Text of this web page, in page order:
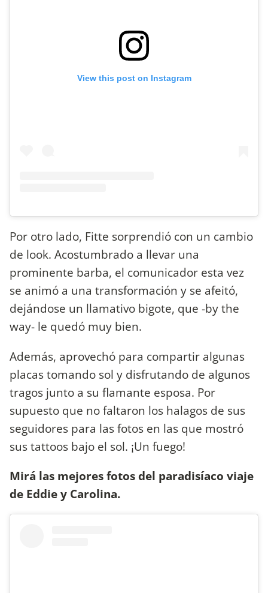
View this post on Instagram
Por otro lado, Fitte sorprendió con un cambio
de look. Acostumbrado a llevar una
prominente barba, el comunicador esta vez
se animó a una transformación y se afeitó,
dejándose un llamativo bigote, que -by the
way- le quedó muy bien.
Además, aprovechó para compartir algunas
placas tomando sol y disfrutando de algunos
tragos junto a su flamante esposa. Por
supuesto que no faltaron los halagos de sus
seguidores para las fotos en las que mostró
sus tattoos bajo el sol. ¡Un fuego!
Mirá las mejores fotos del paradisíaco viaje
de Eddie y Carolina.